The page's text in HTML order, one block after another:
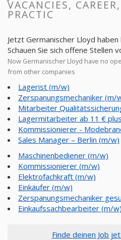
VACANCIES,
PRACTIC
Jetzt Germanischer Lloyd
Schauen Sie sich offene Stellen
Now Germanischer Lloyd have no
from other companies
Lagerist (m/w)
Zerspanungsmechaniker (m/
Mitarbeiter
Lagermitarbeiter ab 11 €
Kommissionierer -
Sales Manager – Berlin (m/w)
Maschinenbediener (m/w)
Kommissionierer (m/w)
Elektrofachkraft (m/w)
Einkäufer (m/w)
Zerspanungsmechaniker
Einkaufssachbearbeiter (m/w)
Finde deinen Job